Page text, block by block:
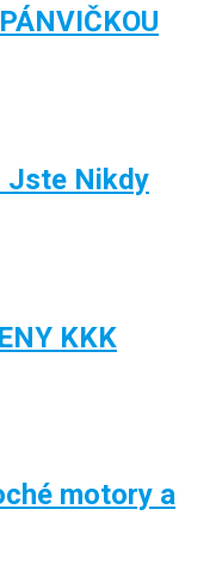
Jste Nikdy
KKK
motory a